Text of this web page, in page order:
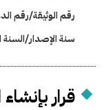
رقم الوثيقة/رقم
سنة الإصدار/السنة
قرار